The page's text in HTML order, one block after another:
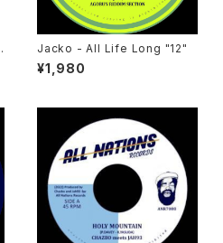
Jacko - All Life Long "12"
¥1,980